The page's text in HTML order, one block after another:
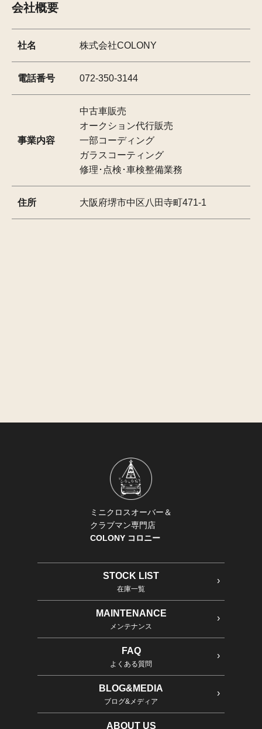
会社概要
社名 株式会社COLONY
電話番号 072-350-3144
事業内容
中古車販売
オークション代行販売
一部コーディング
ガラスコーティング
修理･点検･車検整備業務
住所 大阪府堺市中区八田寺町471-1
ミニクロスオーバー＆
クラブマン専門店
COLONY コロニー
STOCK LIST
在庫一覧
MAINTENANCE
メンテナンス
FAQ
よくある質問
BLOG&MEDIA
ブログ&メディア
ABOUT US